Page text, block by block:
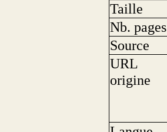
Taille
Nb. pages
Source
URL
origine